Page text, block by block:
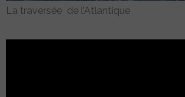
La traversée de l’Atlantique